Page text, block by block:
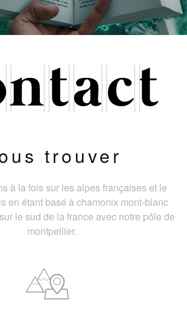
trouver
à la fois sur les alpes françaises et le
en étant basé à chamonix mont-blanc
le sud de la france avec notre pôle de
montpellier.